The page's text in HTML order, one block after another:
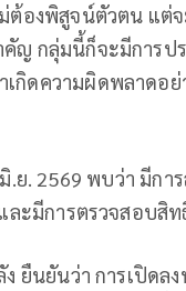
ต้องพิสูจน์ตัวตน แ
ญ​ กลุ่มนี้ก็จะมีการป
กิดความผิดพลาดอย่
ย. 2569 พบว่า มีก
ะมีการตรวจสอบสิท
ง ยืนยันว่า การเปิด